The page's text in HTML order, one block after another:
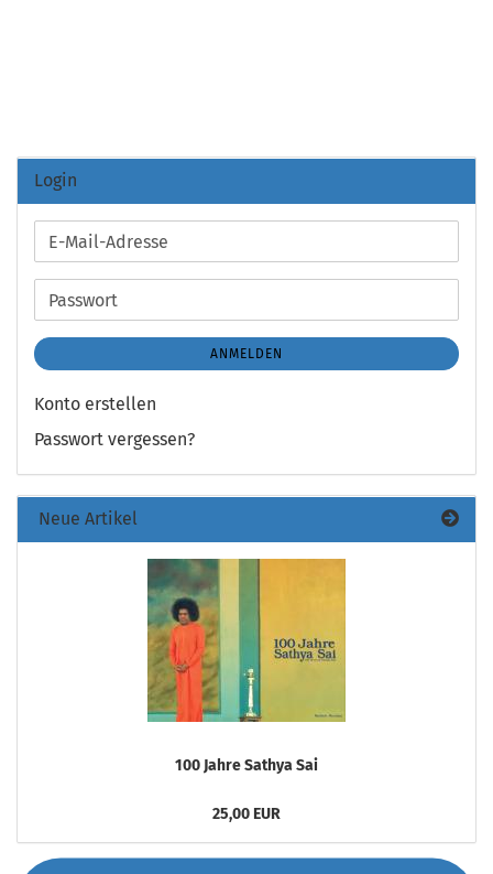
Login
E-
Mail-
Adresse
Passwort
ANMELDEN
Konto erstellen
Passwort vergessen?
Neue Artikel
100 Jahre Sathya Sai
25,00 EUR